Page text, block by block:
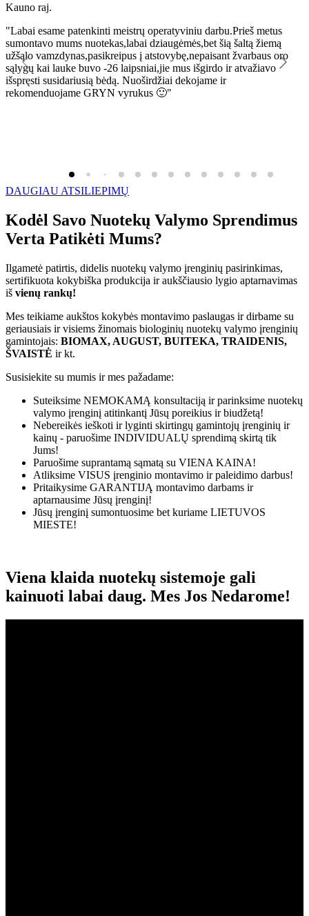
Kauno raj.
"Labai esame patenkinti meistrų operatyviniu darbu.Prieš metus
sumontavo mums nuotekas,labai dziaugėmės,bet šią šaltą žiemą
užšąlo vamzdynas,pasikreipus į atstovybę,nepaisant žvarbaus oro
sąlygų kai lauke buvo -26 laipsniai,jie mus išgirdo ir atvažiavo
išspręsti susidariusią bėdą. Nuoširdžiai dekojame ir
rekomenduojame GRYN vyrukus 🙂"
DAUGIAU ATSILIEPIMŲ
Kodėl Savo Nuotekų Valymo Sprendimus
Verta Patikėti Mums?
Ilgametė patirtis, didelis nuotekų valymo įrenginių pasirinkimas,
sertifikuota kokybiška produkcija ir aukščiausio lygio aptarnavimas
iš vienų rankų!
Mes teikiame aukštos kokybės montavimo paslaugas ir dirbame su
geriausiais ir visiems žinomais biologinių nuotekų valymo įrenginių
gamintojais: BIOMAX, AUGUST, BUITEKA, TRAIDENIS,
ŠVAISTĖ ir kt.
Susisiekite su mumis ir mes pažadame:
Suteiksime NEMOKAMĄ konsultaciją ir parinksime nuotekų
valymo įrenginį atitinkantį Jūsų poreikius ir biudžetą!
Nebereikės ieškoti ir lyginti skirtingų gamintojų įrenginių ir
kainų - paruošime INDIVIDUALŲ sprendimą skirtą tik
Jums!
Paruošime suprantamą sąmatą su VIENA KAINA!
Atliksime VISUS įrenginio montavimo ir paleidimo darbus!
Pritaikysime GARANTIJĄ montavimo darbams ir
aptarnausime Jūsų įrenginį!
Jūsų įrenginį sumontuosime bet kuriame LIETUVOS
MIESTE!
Viena klaida nuotekų sistemoje gali
kainuoti labai daug. Mes Jos Nedarome!